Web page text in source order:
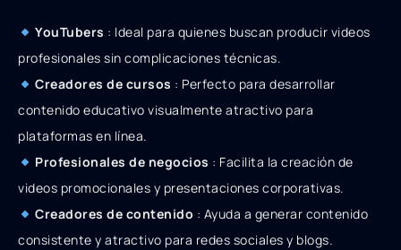
YouTubers : Ideal para quienes buscan producir videos
profesionales sin complicaciones técnicas.
Creadores de cursos : Perfecto para desarrollar
contenido educativo visualmente atractivo para
plataformas en línea.
Profesionales de negocios : Facilita la creación de
videos promocionales y presentaciones corporativas.
Creadores de contenido : Ayuda a generar contenido
consistente y atractivo para redes sociales y blogs.